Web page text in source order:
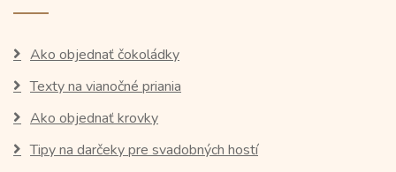
Ako objednať čokoládky
Texty na vianočné priania
Ako objednať krovky
Tipy na darčeky pre svadobných hostí